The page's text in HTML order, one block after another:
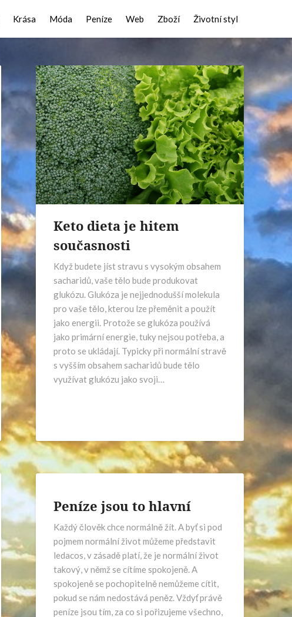
Krása Móda Peníze Web Zboží Životní styl
Keto dieta je hitem
současnosti
Když budete jíst stravu s vysokým obsahem
sacharidů, vaše tělo bude produkovat
glukózu. Glukóza je nejjednodušší molekula
pro vaše tělo, kterou lze přeměnit a použít
jako energii. Protože se glukóza používá
jako primární energie, tuky nejsou potřeba, a
proto se ukládají. Typicky při normální stravě
s vyšším obsahem sacharidů bude tělo
využívat glukózu jako svoji…
Peníze jsou to hlavní
Každý člověk chce normálně žít. A byť si pod
pojmem normální život můžeme představit
ledacos, v zásadě platí, že je normální život
takový, v němž se cítíme spokojeně. A
spokojeně se pochopitelně nemůžeme cítit,
pokud se nám nedostává peněz. Vždyť právě
peníze jsou tím, za co si pořizujeme všechno,